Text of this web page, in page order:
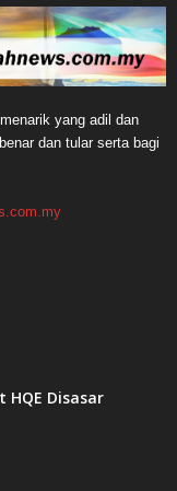
yang adil dan
dan tular serta bagi
HQE Disasar